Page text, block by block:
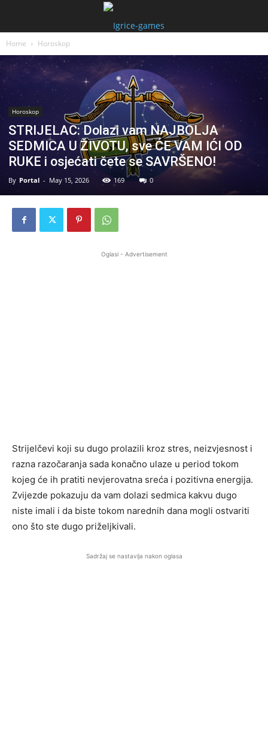
Home Horoskop
Horoskop
STRIJELAC: Dolazi vam NAJBOLJA
SEDMICA U ŽIVOTU, sve ĆE VAM IĆI OD
RUKE i osjećati čete se SAVRŠENO!
By Portal - May 15, 2026 169 0
Oglasi - Advertisement
Strijelčevi koji su dugo prolazili kroz stres, neizvjesnost i
razna razočaranja sada konačno ulaze u period tokom
kojeg će ih pratiti nevjerovatna sreća i pozitivna energija.
Zvijezde pokazuju da vam dolazi sedmica kakvu dugo
niste imali i da biste tokom narednih dana mogli ostvariti
ono što ste dugo priželjkivali.
Sadržaj se nastavlja nakon oglasa